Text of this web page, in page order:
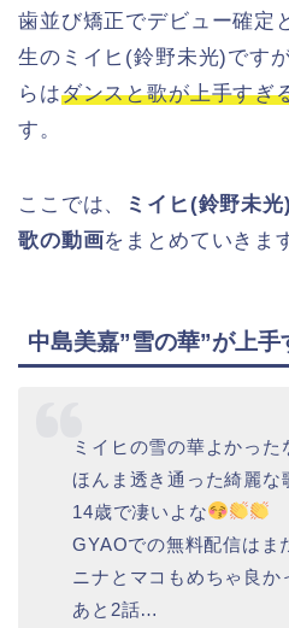
歯並び矯正でデビュー確定
生のミイヒ(鈴野未光)です
らはダンスと歌が上手すぎ
す。
ここでは、
ミイヒ(鈴野未
歌の動画をまとめていきま
中島美嘉”雪の華”が上手
ミイヒの雪の華よかった
ほんま透き通った綺麗な
14歳で凄いよな
GYAOでの無料配信はま
ニナとマコもめちゃ良か
あと2話…